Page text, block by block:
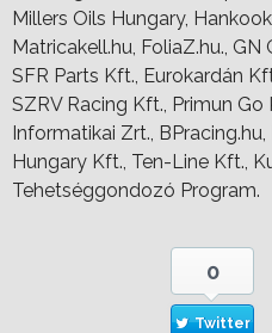
Millers Oils Hungary,
Matricakell.hu, FoliaZ.hu., GN
SFR Parts Kft., Eurokardán
SZRV Racing Kft., Primun
Informatikai Zrt.,
Hungary Kft., Ten-Line Kft.,
Tehetséggondozó Program.
0
Twitter